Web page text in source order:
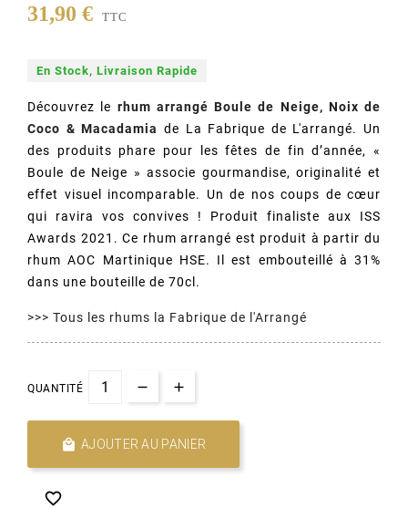
(1 avis)
31,90 € TTC
En Stock, Livraison Rapide
Découvrez le rhum arrangé Boule de Neige, Noix de
Coco & Macadamia de La Fabrique de L'arrangé. Un
des produits phare pour les fêtes de fin d’année, «
Boule de Neige » associe gourmandise, originalité et
effet visuel incomparable. Un de nos coups de cœur
qui ravira vos convives ! Produit finaliste aux ISS
Awards 2021. Ce rhum arrangé est produit à partir du
rhum AOC Martinique HSE. Il est embouteillé à 31%
dans une bouteille de 70cl.
>>> Tous les rhums la Fabrique de l'Arrangé
QUANTITÉ
 AJOUTER AU PANIER
